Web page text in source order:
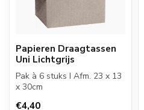
Papieren Draagtassen
Uni Lichtgrijs
Pak à 6 stuks I Afm. 23 x 13
x 30cm
€4,40